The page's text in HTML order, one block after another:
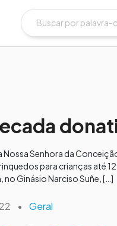
Nossa Senhora da
para crianças até
no Ginásio Narciso Suñe, […]
• Geral